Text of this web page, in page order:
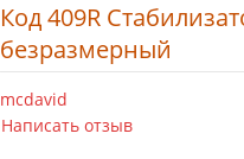
Код 409R
безразмерный
mcdavid
Написать отзыв